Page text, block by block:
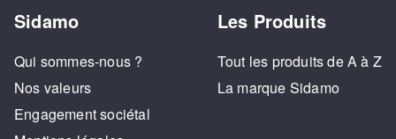
Sidamo
Qui sommes-nous ?
Nos valeurs
Engagement sociétal
Les Produits
Tout les produits de A à Z
La marque Sidamo